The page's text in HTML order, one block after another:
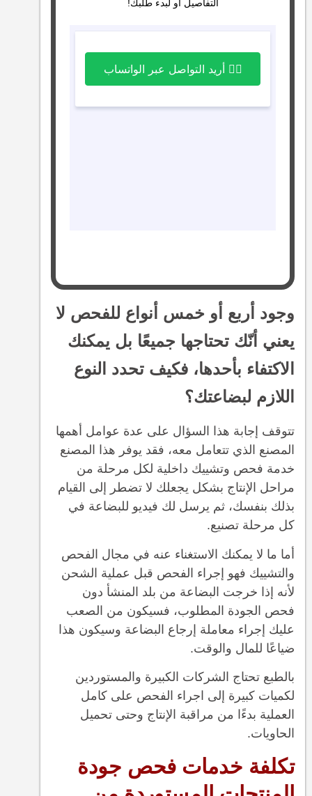
التفاصيل أو لبدء طلبك!
وجود أربع أو خمس أنواع للفحص لا
يعني أنّك تحتاجها جميعًا بل يمكنك
الاكتفاء بأحدها، فكيف تحدد النوع
اللازم لبضاعتك؟
تتوقف إجابة هذا السؤال على عدة عوامل أهمها
المصنع الذي تتعامل معه، فقد يوفر هذا المصنع
خدمة فحص وتشييك داخلية لكل مرحلة من
مراحل الإنتاج بشكل يجعلك لا تضطر إلى القيام
بذلك بنفسك، ثم يرسل لك فيديو للبضاعة في
كل مرحلة تصنيع.
أما ما لا يمكنك الاستغناء عنه في مجال الفحص
والتشييك فهو إجراء الفحص قبل عملية الشحن
لأنه إذا خرجت البضاعة من بلد المنشأ دون
فحص الجودة المطلوب، فسيكون من الصعب
عليك إجراء معاملة إرجاع البضاعة وسيكون هذا
ضياعًا للمال والوقت.
بالطبع تحتاج الشركات الكبيرة والمستوردين
لكميات كبيرة إلى اجراء الفحص على كامل
العملية بدءًا من مراقبة الإنتاج وحتى تحميل
الحاويات.
تكلفة خدمات فحص جودة